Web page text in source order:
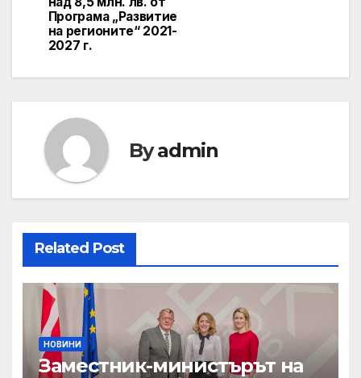
Програма „Развитие
на регионите“ 2021-
2027 г.
Byadmin
Related Post
НОВИНИ
Заместник-министърът на